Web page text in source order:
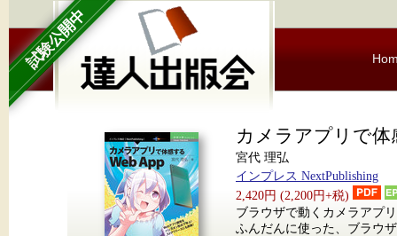
試験公開中
カメラアプリで体
​宮代 理弘
インプレス NextPublishing
2,420円 (2,200円+税)
ブラウザで動くカメラアプ
ふんだんに使った、ブラウ